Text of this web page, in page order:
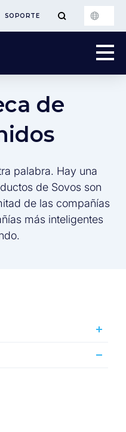
SOPORTE
de
palabra. Hay una
de Sovos son
de las compañías
más inteligentes